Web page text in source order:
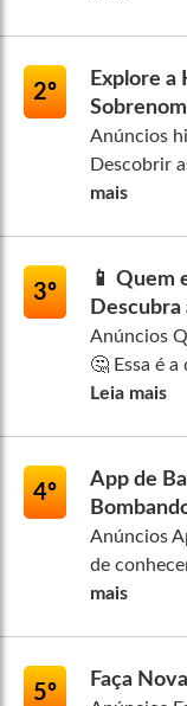
2º
Explore a
Anúncios
Descobrir
mais
3º
📱 Quem
Descubra
Anúncios
🤔 Essa é
Leia mais
4º
App de
Anúncios
de
mais
5º
Faça